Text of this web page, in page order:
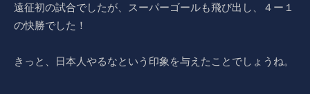
遠征初の試合でしたが、スーパーゴールも飛び出し、４ー１
の快勝でした！
きっと、日本人やるなという印象を与えたことでしょうね。